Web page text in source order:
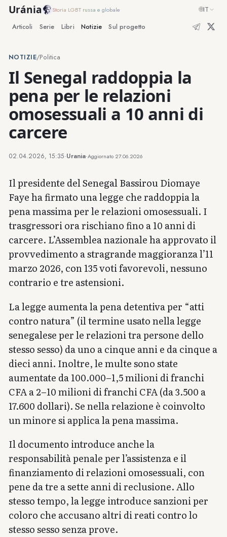
Uránia Storia LGBT russa e globale 🌐IT
Articoli Serie Libri Notizie Sul progetto
NOTIZIE/Politica
Il Senegal raddoppia la
pena per le relazioni
omosessuali a 10 anni di
carcere
02.04.2026, 15:35·Urania·Aggiornato 27.06.2026
Il presidente del Senegal Bassirou Diomaye
Faye ha firmato una legge che raddoppia la
pena massima per le relazioni omosessuali. I
trasgressori ora rischiano fino a 10 anni di
carcere. L’Assemblea nazionale ha approvato il
provvedimento a stragrande maggioranza l’11
marzo 2026, con 135 voti favorevoli, nessuno
contrario e tre astensioni.
La legge aumenta la pena detentiva per “atti
contro natura” (il termine usato nella legge
senegalese per le relazioni tra persone dello
stesso sesso) da uno a cinque anni e da cinque a
dieci anni. Inoltre, le multe sono state
aumentate da 100.000–1,5 milioni di franchi
CFA a 2–10 milioni di franchi CFA (da 3.500 a
17.600 dollari). Se nella relazione è coinvolto
un minore si applica la pena massima.
Il documento introduce anche la
responsabilità penale per l’assistenza e il
finanziamento di relazioni omosessuali, con
pene da tre a sette anni di reclusione. Allo
stesso tempo, la legge introduce sanzioni per
coloro che accusano altri di reati contro lo
stesso sesso senza prove.